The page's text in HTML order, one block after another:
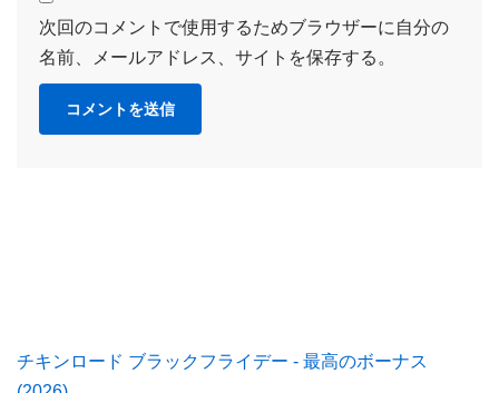
次回のコメントで使用するためブラウザーに自分の
名前、メールアドレス、サイトを保存する。
チキンロード ブラックフライデー - 最高のボーナス